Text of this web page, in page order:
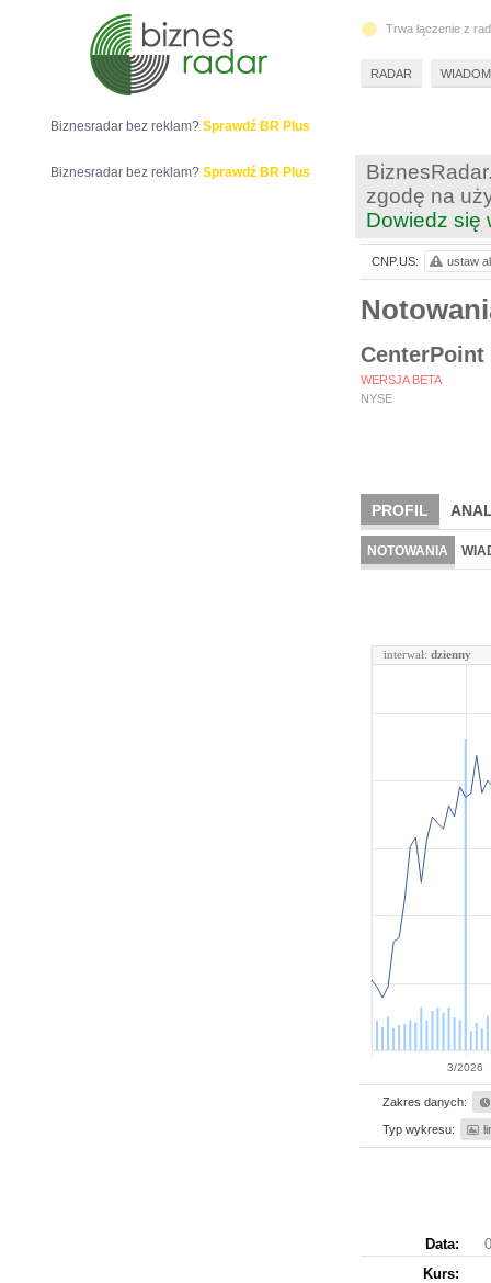
zgodę na
Dowiedz się
WERSJA BETA
NYSE
PROFIL
NOTOWANIA
3/2026
interwał: dzienny
Zakres danych:
Typ wykresu:
Data:
Kurs:
CNP.US: ustaw
Biznesradar bez reklam? Sprawdź BR Plus
Biznesradar bez reklam? Sprawdź BR Plus
Trwa łączenie z
RADAR